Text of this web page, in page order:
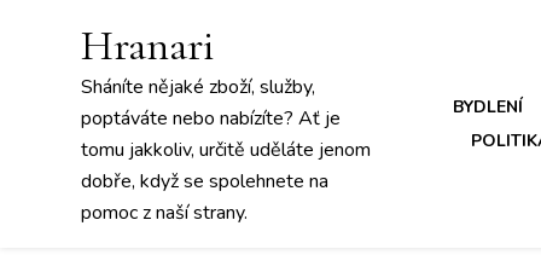
Hranari
Sháníte nějaké zboží, služby,
poptáváte nebo nabízíte? Ať je
tomu jakkoliv, určitě uděláte jenom
dobře, když se spolehnete na
pomoc z naší strany.
BYDLENÍ